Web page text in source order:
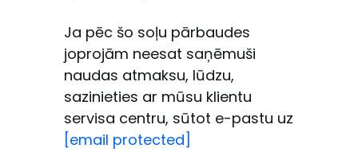
Ja pēc šo soļu pārbaudes
joprojām neesat saņēmuši
naudas atmaksu, lūdzu,
sazinieties ar mūsu klientu
servisa centru, sūtot e-pastu uz
[email protected]